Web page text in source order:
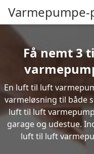
Varmepumpe-
Få nemt 3
En luft til luft
varmeløsning til både
luft til luft
garage og udestue.
luft til luft